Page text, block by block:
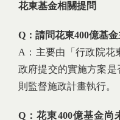
花東基金相關提問
Q：請問花東400億基
A：主要由「行政院花
政府提交的實施方案
則監督施政計畫執行。
Q：花東400億基金尚